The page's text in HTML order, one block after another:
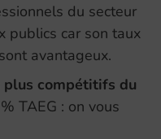
du secteur
publics car son taux
avantageux.
plus compétitifs du
TAEG : on vous